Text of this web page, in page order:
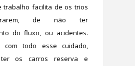
trabalho facilita de os trios
de não ter
do fluxo, ou acidentes.
com todo esse cuidado,
os carros reserva e